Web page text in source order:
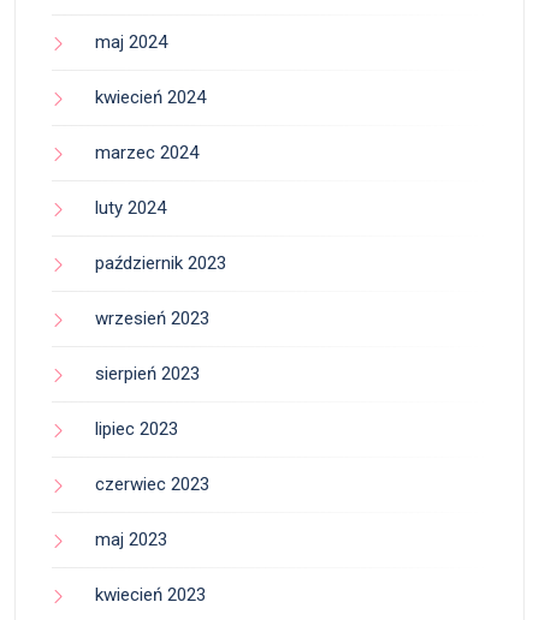
maj 2024
kwiecień 2024
marzec 2024
luty 2024
październik 2023
wrzesień 2023
sierpień 2023
lipiec 2023
czerwiec 2023
maj 2023
kwiecień 2023